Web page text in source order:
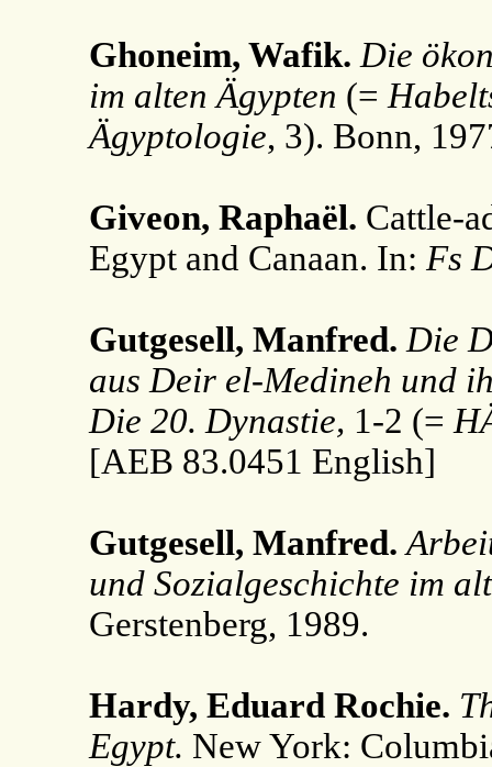
Ghoneim, Wafik. Die
im alten Ägypten (=
Ägyptologie, 3). Bonn,
Giveon, Raphaël. Cattle-
Egypt and Canaan. In: Fs
Gutgesell, Manfred. Die
aus Deir el-Medineh und
Die 20. Dynastie, 1-2 (=
[AEB 83.0451 English]
Gutgesell, Manfred.
und Sozialgeschichte im
Gerstenberg, 1989.
Hardy, Eduard Rochie.
Egypt. New York: